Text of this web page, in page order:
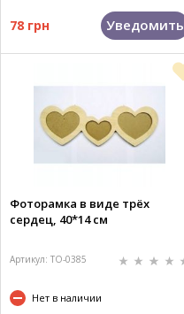
78 грн Уведомить
Фоторамка в виде трёх
сердец, 40*14 см
Артикул: TO-0385
Нет в наличии